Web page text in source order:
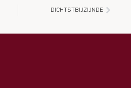
DICHTSTBIJZIJNDE